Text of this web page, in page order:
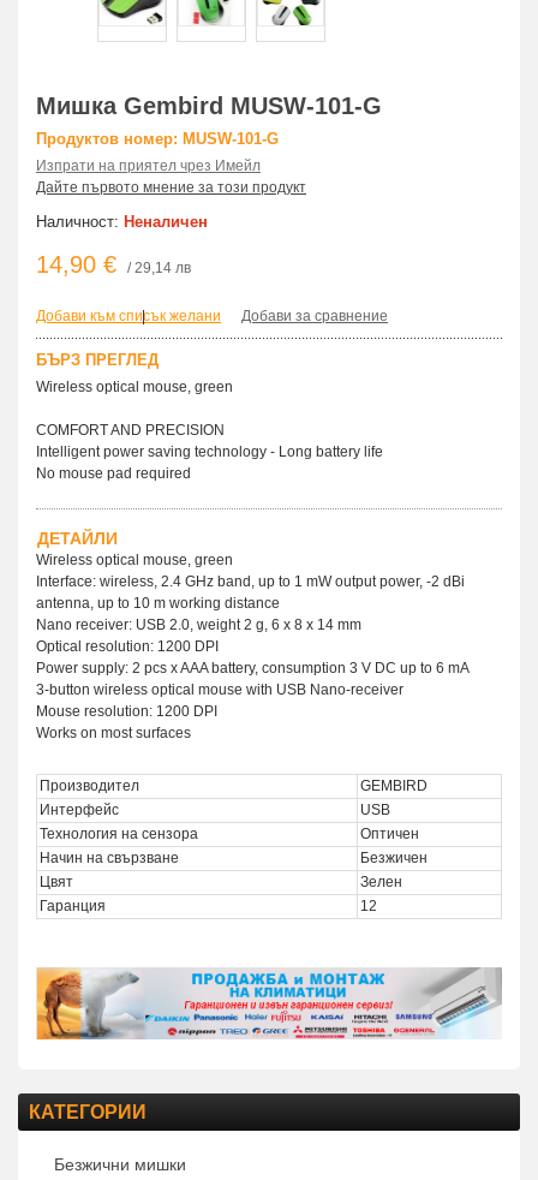
Мишка Gembird MUSW-101-G
Продуктов номер: MUSW-101-G
Изпрати на приятел чрез Имейл
Дайте първото мнение за този продукт
Наличност: Неналичен
14,90 € / 29,14 лв
Добави към списък желани
| Добави за сравнение
БЪРЗ ПРЕГЛЕД
Wireless optical mouse, green
COMFORT AND PRECISION
Intelligent power saving technology - Long battery life
No mouse pad required
ДЕТАЙЛИ
Wireless optical mouse, green
Interface: wireless, 2.4 GHz band, up to 1 mW output power, -2 dBi
antenna, up to 10 m working distance
Nano receiver: USB 2.0, weight 2 g, 6 x 8 x 14 mm
Optical resolution: 1200 DPI
Power supply: 2 pcs x AAA battery, consumption 3 V DC up to 6 mA
3-button wireless optical mouse with USB Nano-receiver
Mouse resolution: 1200 DPI
Works on most surfaces
Производител
GEMBIRD
Интерфейс
USB
Технология на сензора
Оптичен
Начин на свързване
Безжичен
Цвят
Зелен
Гаранция
12
КАТЕГОРИИ
Безжични мишки